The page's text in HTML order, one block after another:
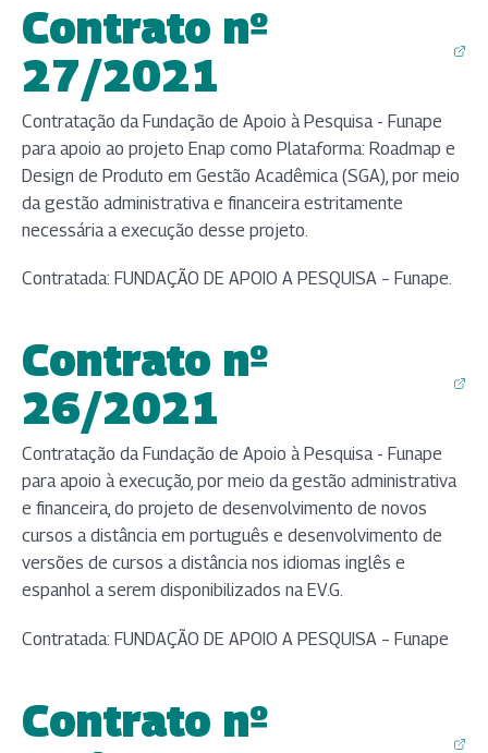
Contrato nº
27/2021
(abre em nova aba)
Contratação da Fundação de Apoio à Pesquisa - Funape
para apoio ao projeto Enap como Plataforma: Roadmap e
Design de Produto em Gestão Acadêmica (SGA), por meio
da gestão administrativa e financeira estritamente
necessária a execução desse projeto.
Contratada: FUNDAÇÃO DE APOIO A PESQUISA – Funape.
Contrato nº
26/2021
(abre em nova aba)
Contratação da Fundação de Apoio à Pesquisa - Funape
para apoio à execução, por meio da gestão administrativa
e financeira, do projeto de desenvolvimento de novos
cursos a distância em português e desenvolvimento de
versões de cursos a distância nos idiomas inglês e
espanhol a serem disponibilizados na EV.G.
Contratada: FUNDAÇÃO DE APOIO A PESQUISA – Funape
Contrato nº